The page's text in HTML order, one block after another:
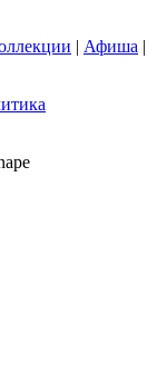
| Афиша |